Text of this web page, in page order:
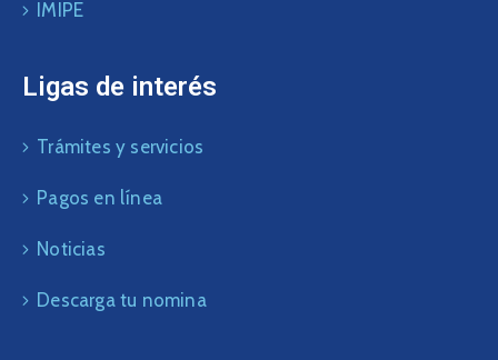
IMIPE
Ligas de interés
Trámites y servicios
Pagos en línea
Noticias
Descarga tu nomina